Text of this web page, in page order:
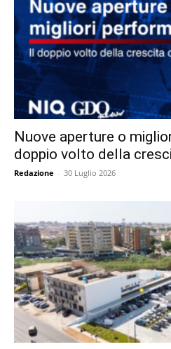
Nuove aperture o
doppio volto della
Redazione - 30 Luglio 2026